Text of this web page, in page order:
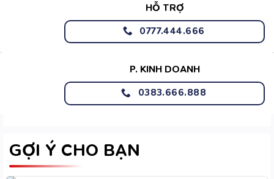
HỖ TRỢ
0777.444.666
P. KINH DOANH
0383.666.888
GỢI Ý CHO BẠN